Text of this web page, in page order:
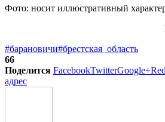
Фото: носит иллюстративный
#барановичи#брестская_область
66
Поделится FacebookTwitterGoogle+
адрес